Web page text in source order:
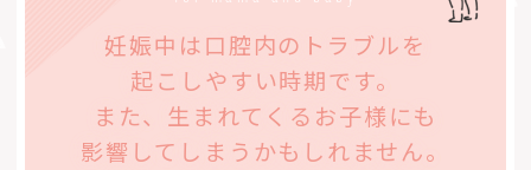
妊娠中は口腔内のトラブルを
起こしやすい時期です。
また、生まれてくるお子様にも
影響してしまうかもしれません。